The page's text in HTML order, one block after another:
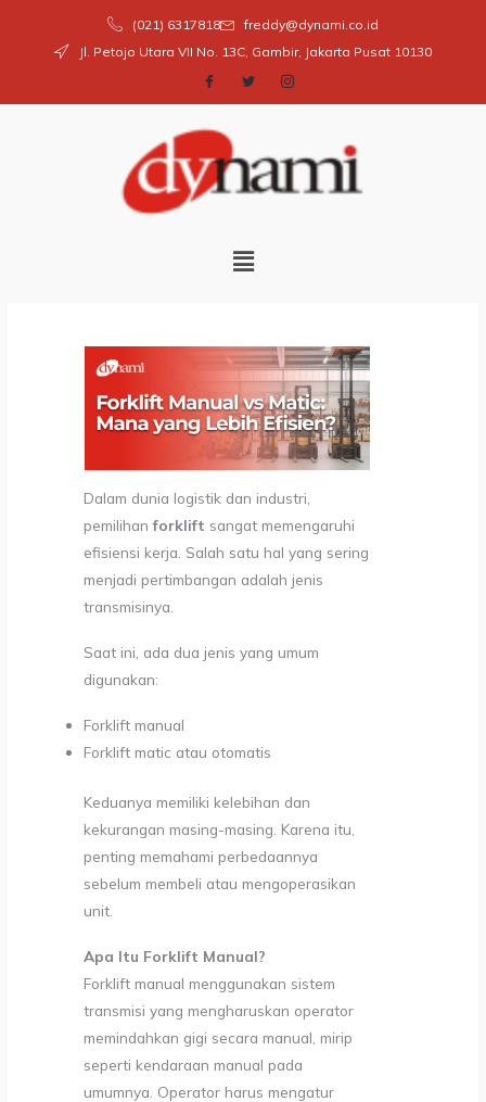
(021) 6317818
freddy@dynami.co.id
Jl. Petojo Utara VII No. 13C, Gambir, Jakarta Pusat 10130
Menu
Dalam dunia logistik dan industri,
pemilihanforklift sangat memengaruhi
efisiensi kerja. Salah satu hal yang sering
menjadi pertimbangan adalah jenis
transmisinya.
Saat ini, ada dua jenis yang umum
digunakan:
Forklift manual
Forklift matic atau otomatis
Keduanya memiliki kelebihan dan
kekurangan masing-masing. Karena itu,
penting memahami perbedaannya
sebelum membeli atau mengoperasikan
unit.
Apa Itu Forklift Manual?
Forklift manual menggunakan sistem
transmisi yang mengharuskan operator
memindahkan gigi secara manual, mirip
seperti kendaraan manual pada
umumnya. Operator harus mengatur